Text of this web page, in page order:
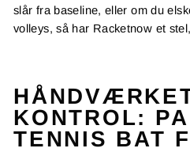
slår fra baseline, eller om du
volleys, så har Racketnow et
KONTROL:
TENNIS BAT